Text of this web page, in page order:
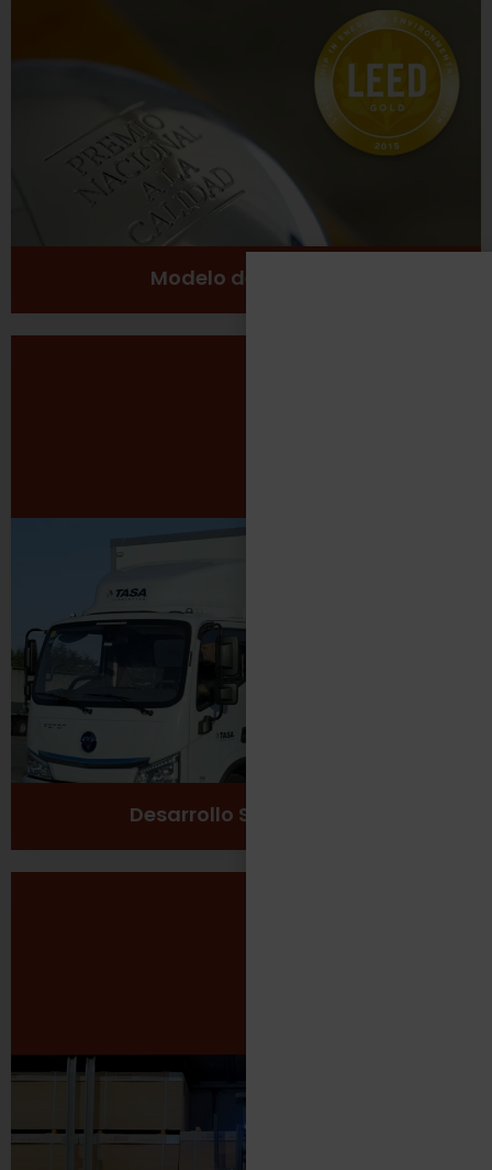
Modelo de Gestión
TASA ha adoptado el modelo que propone el Premio
Nacional a la Calidad.
Desarrollo Sustentable
Desarrollo Sustentable
Ver más
Seguridad Laboral